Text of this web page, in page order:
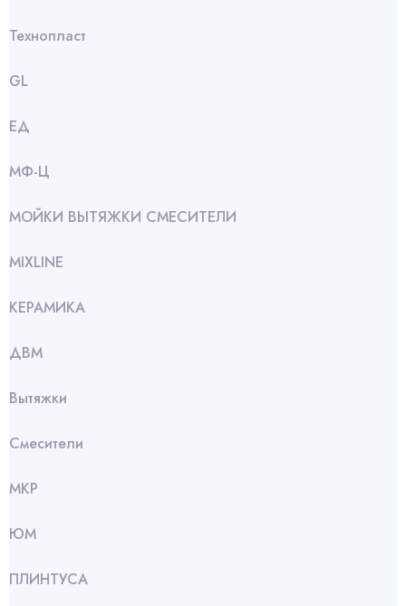
Технопласт
GL
ЕД
МФ-Ц
МОЙКИ ВЫТЯЖКИ СМЕСИТЕЛИ
МIXLINE
КЕРАМИКА
ДВМ
Вытяжки
Смесители
МКР
ЮМ
ПЛИНТУСА